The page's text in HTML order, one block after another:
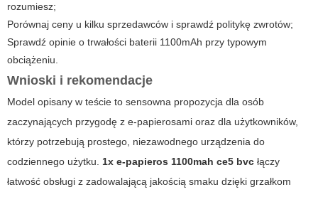
rozumiesz;
Porównaj ceny u kilku sprzedawców i sprawdź politykę zwrotów;
Sprawdź opinie o trwałości baterii 1100mAh przy typowym
obciążeniu.
Wnioski i rekomendacje
Model opisany w teście to sensowna propozycja dla osób
zaczynających przygodę z e-papierosami oraz dla użytkowników,
którzy potrzebują prostego, niezawodnego urządzenia do
codziennego użytku. 1x e-papieros 1100mah ce5 bvc łączy
łatwość obsługi z zadowalającą jakością smaku dzięki grzałkom